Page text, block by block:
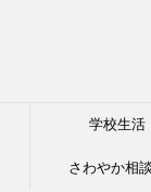
学校生活
さわやか相